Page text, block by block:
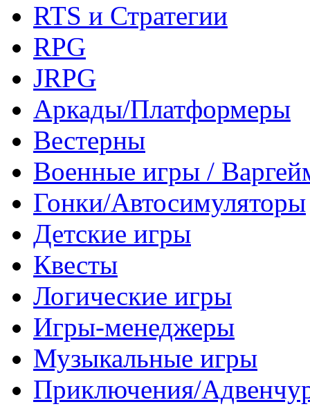
RTS и Стратегии
RPG
JRPG
Аркады/Платформеры
Вестерны
Военные игры /
Гонки/Автосимуляторы
Детские игры
Квесты
Логические игры
Игры-менеджеры
Музыкальные игры
Приключения/